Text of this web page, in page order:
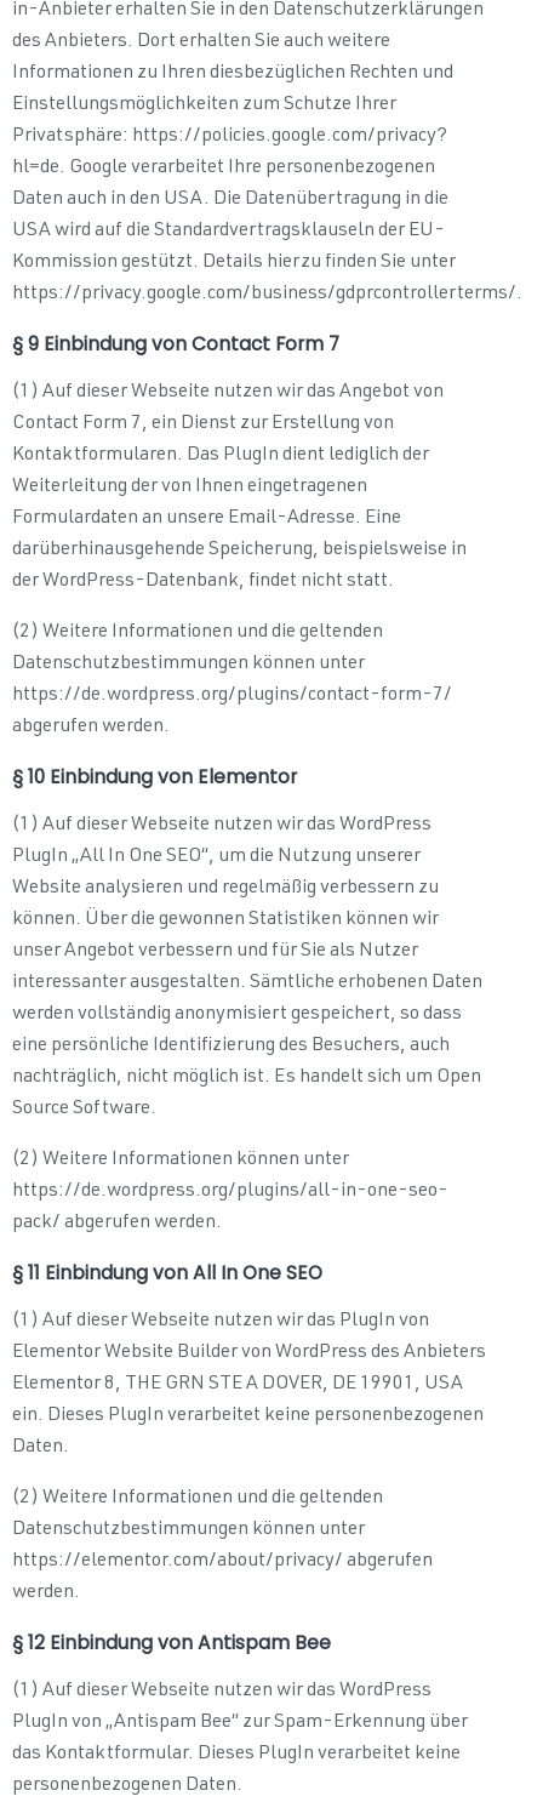
in-Anbieter erhalten Sie in den Datenschutzerklärungen
des Anbieters. Dort erhalten Sie auch weitere
Informationen zu Ihren diesbezüglichen Rechten und
Einstellungsmöglichkeiten zum Schutze Ihrer
Privatsphäre: https://policies.google.com/privacy?
hl=de. Google verarbeitet Ihre personenbezogenen
Daten auch in den USA. Die Datenübertragung in die
USA wird auf die Standardvertragsklauseln der EU-
Kommission gestützt. Details hierzu finden Sie unter
https://privacy.google.com/business/gdprcontrollerterms/.
§ 9 Einbindung von Contact Form 7
(1) Auf dieser Webseite nutzen wir das Angebot von
Contact Form 7, ein Dienst zur Erstellung von
Kontaktformularen. Das PlugIn dient lediglich der
Weiterleitung der von Ihnen eingetragenen
Formulardaten an unsere Email-Adresse. Eine
darüberhinausgehende Speicherung, beispielsweise in
der WordPress-Datenbank, findet nicht statt.
(2) Weitere Informationen und die geltenden
Datenschutzbestimmungen können unter
https://de.wordpress.org/plugins/contact-form-7/
abgerufen werden.
§ 10 Einbindung von Elementor
(1) Auf dieser Webseite nutzen wir das WordPress
PlugIn „All In One SEO“, um die Nutzung unserer
Website analysieren und regelmäßig verbessern zu
können. Über die gewonnen Statistiken können wir
unser Angebot verbessern und für Sie als Nutzer
interessanter ausgestalten. Sämtliche erhobenen Daten
werden vollständig anonymisiert gespeichert, so dass
eine persönliche Identifizierung des Besuchers, auch
nachträglich, nicht möglich ist. Es handelt sich um Open
Source Software.
(2) Weitere Informationen können unter
https://de.wordpress.org/plugins/all-in-one-seo-
pack/ abgerufen werden.
§ 11 Einbindung von All In One SEO
(1) Auf dieser Webseite nutzen wir das PlugIn von
Elementor Website Builder von WordPress des Anbieters
Elementor 8, THE GRN STE A DOVER, DE 19901, USA
ein. Dieses PlugIn verarbeitet keine personenbezogenen
Daten.
(2) Weitere Informationen und die geltenden
Datenschutzbestimmungen können unter
https://elementor.com/about/privacy/ abgerufen
werden.
§ 12 Einbindung von Antispam Bee
(1) Auf dieser Webseite nutzen wir das WordPress
PlugIn von „Antispam Bee“ zur Spam-Erkennung über
das Kontaktformular. Dieses PlugIn verarbeitet keine
personenbezogenen Daten.